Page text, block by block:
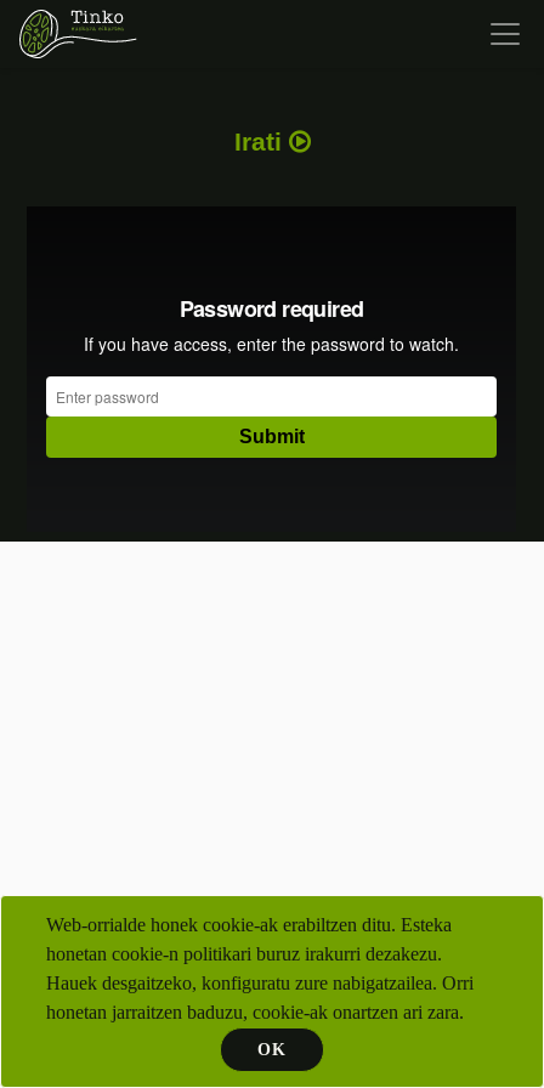
Web-orrialde honek cookie-ak erabiltzen ditu. Esteka
honetan cookie-n politikari buruz irakurri dezakezu.
Hauek desgaitzeko, konfiguratu zure nabigatzailea. Orri
honetan jarraitzen baduzu, cookie-ak onartzen ari zara.
OK
Irati